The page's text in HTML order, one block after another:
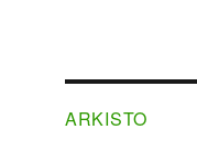
ARKISTO